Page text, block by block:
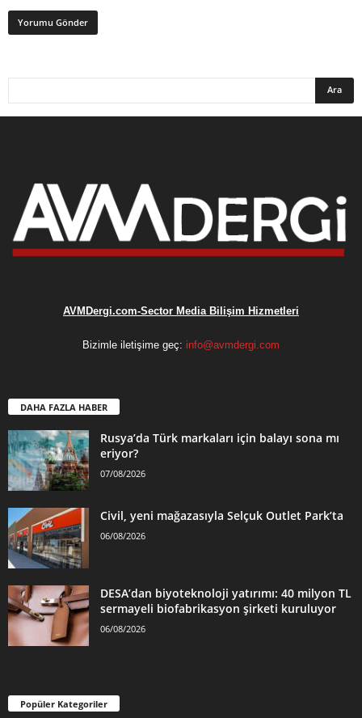
AVMDergi.com-Sector Media Bilişim Hizmetleri
Bizimle iletişime geç: info@avmdergi.com
DAHA FAZLA HABER
Rusya’da Türk markaları için balayı sona mı
eriyor?
07/08/2026
Civil, yeni mağazasıyla Selçuk Outlet Park’ta
06/08/2026
DESA’dan biyoteknoloji yatırımı: 40 milyon TL
sermayeli biofabrikasyon şirketi kuruluyor
06/08/2026
Popüler Kategoriler